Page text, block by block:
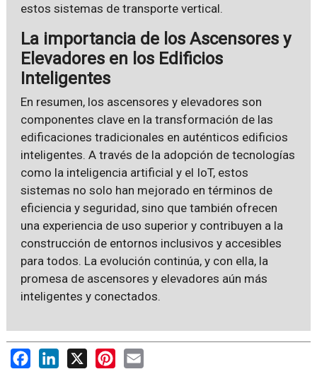
estos sistemas de transporte vertical.
La importancia de los Ascensores y
Elevadores en los Edificios
Inteligentes
En resumen, los ascensores y elevadores son
componentes clave en la transformación de las
edificaciones tradicionales en auténticos edificios
inteligentes. A través de la adopción de tecnologías
como la inteligencia artificial y el IoT, estos
sistemas no solo han mejorado en términos de
eficiencia y seguridad, sino que también ofrecen
una experiencia de uso superior y contribuyen a la
construcción de entornos inclusivos y accesibles
para todos. La evolución continúa, y con ella, la
promesa de ascensores y elevadores aún más
inteligentes y conectados.
FacebookLinkedIn
X PinterestEmail